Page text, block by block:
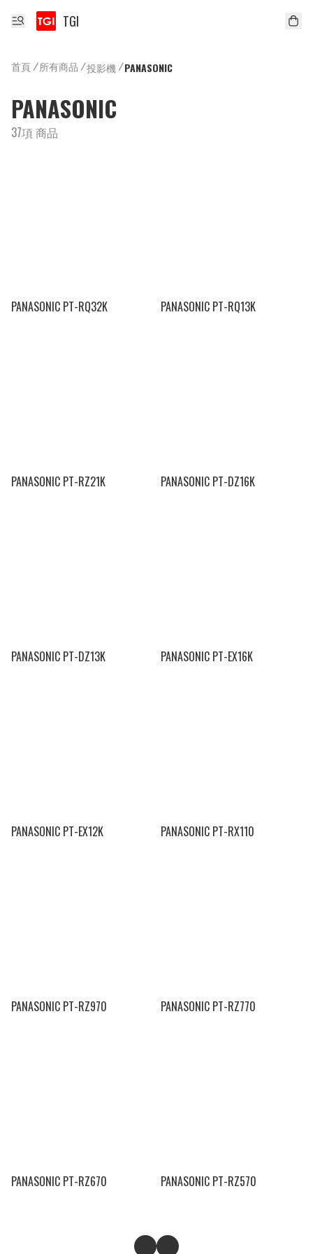
TGI
首頁/所有商品 /投影機/PANASONIC
PANASONIC
37項 商品
PANASONIC PT-RQ32K PANASONIC PT-RQ13K
PANASONIC PT-RZ21K PANASONIC PT-DZ16K
PANASONIC PT-DZ13K PANASONIC PT-EX16K
PANASONIC PT-EX12K PANASONIC PT-RX110
PANASONIC PT-RZ970 PANASONIC PT-RZ770
PANASONIC PT-RZ670 PANASONIC PT-RZ570